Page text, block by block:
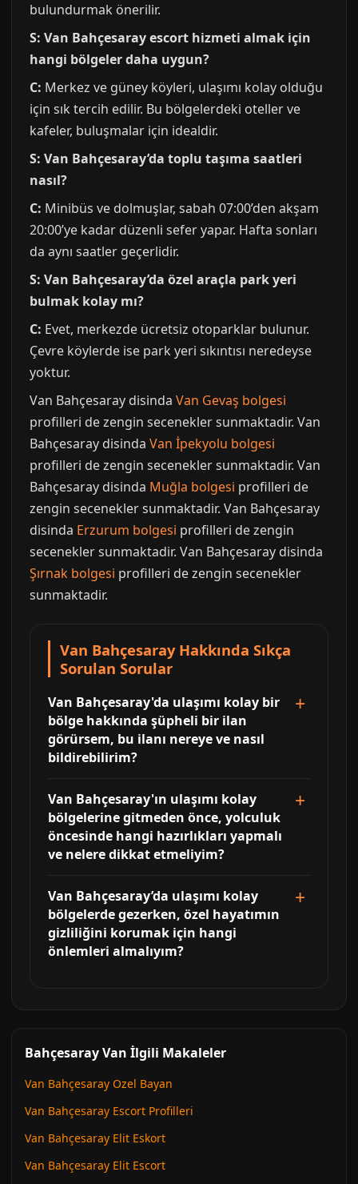
bulundurmak önerilir.
S: Van Bahçesaray escort hizmeti almak için
hangi bölgeler daha uygun?
C: Merkez ve güney köyleri, ulaşımı kolay olduğu
için sık tercih edilir. Bu bölgelerdeki oteller ve
kafeler, buluşmalar için idealdir.
S: Van Bahçesaray’da toplu taşıma saatleri
nasıl?
C: Minibüs ve dolmuşlar, sabah 07:00’den akşam
20:00’ye kadar düzenli sefer yapar. Hafta sonları
da aynı saatler geçerlidir.
S: Van Bahçesaray’da özel araçla park yeri
bulmak kolay mı?
C: Evet, merkezde ücretsiz otoparklar bulunur.
Çevre köylerde ise park yeri sıkıntısı neredeyse
yoktur.
Van Bahçesaray disinda Van Gevaş bolgesi
profilleri de zengin secenekler sunmaktadir. Van
Bahçesaray disinda Van İpekyolu bolgesi
profilleri de zengin secenekler sunmaktadir. Van
Bahçesaray disinda Muğla bolgesi profilleri de
zengin secenekler sunmaktadir. Van Bahçesaray
disinda Erzurum bolgesi profilleri de zengin
secenekler sunmaktadir. Van Bahçesaray disinda
Şırnak bolgesi profilleri de zengin secenekler
sunmaktadir.
Van Bahçesaray Hakkında Sıkça
Sorulan Sorular
Van Bahçesaray'da ulaşımı kolay bir
bölge hakkında şüpheli bir ilan
görürsem, bu ilanı nereye ve nasıl
bildirebilirim?
Van Bahçesaray'ın ulaşımı kolay
bölgelerine gitmeden önce, yolculuk
öncesinde hangi hazırlıkları yapmalı
ve nelere dikkat etmeliyim?
Van Bahçesaray’da ulaşımı kolay
bölgelerde gezerken, özel hayatımın
gizliliğini korumak için hangi
önlemleri almalıyım?
Bahçesaray Van İlgili Makaleler
Van Bahçesaray Ozel Bayan
Van Bahçesaray Escort Profilleri
Van Bahçesaray Elit Eskort
Van Bahçesaray Elit Escort